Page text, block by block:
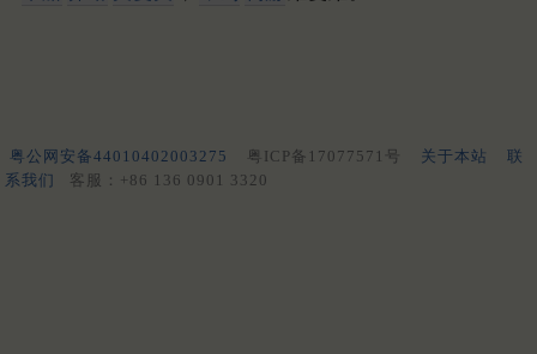
粤公网安备44010402003275 粤ICP备17077571号 关于本站
联
系我们
客服：+86 136 0901 3320